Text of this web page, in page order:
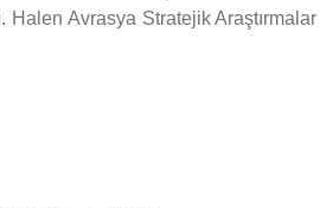
Halen Avrasya Stratejik